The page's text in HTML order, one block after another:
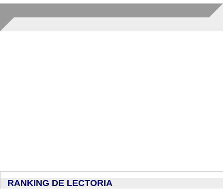
RANKING DE LECTORIA